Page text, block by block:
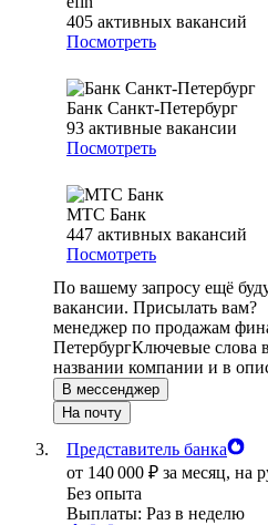
405 активных вакансий
Посмотреть
Банк Санкт-Петербург
93 активные вакансии
Посмотреть
МТС Банк
447 активных вакансий
Посмотреть
По вашему запросу ещё
вакансии. Присылать вам?
менеджер по продажам
ПетербургКлючевые слова
названии компании и в
В мессенджер
На почту
Представитель банка
от 140 000 ₽ за месяц, на
Без опыта
Выплаты: Раз в неделю